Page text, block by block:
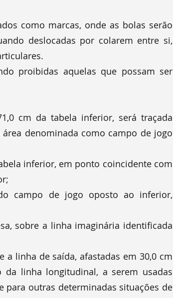
como marcas, onde as bolas serão
deslocadas por colarem entre si,
proibidas aquelas que possam ser
cm da tabela inferior, será traçada
denominada como campo de jogo
inferior, em ponto coincidente com
campo de jogo oposto ao inferior,
sobre a linha imaginária identificada
a linha de saída, afastadas em 30,0 cm
linha longitudinal, a serem usadas
para outras determinadas situações de